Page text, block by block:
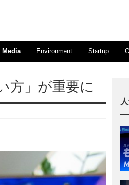
Media Environment Startup
方」が重要に